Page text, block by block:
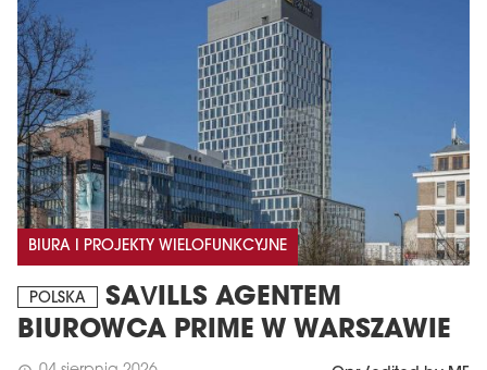
BIURA I PROJEKTY WIELOFUNKCYJNE
POLSKA
SAVILLS AGENTEM
BIUROWCA PRIME W WARSZAWIE